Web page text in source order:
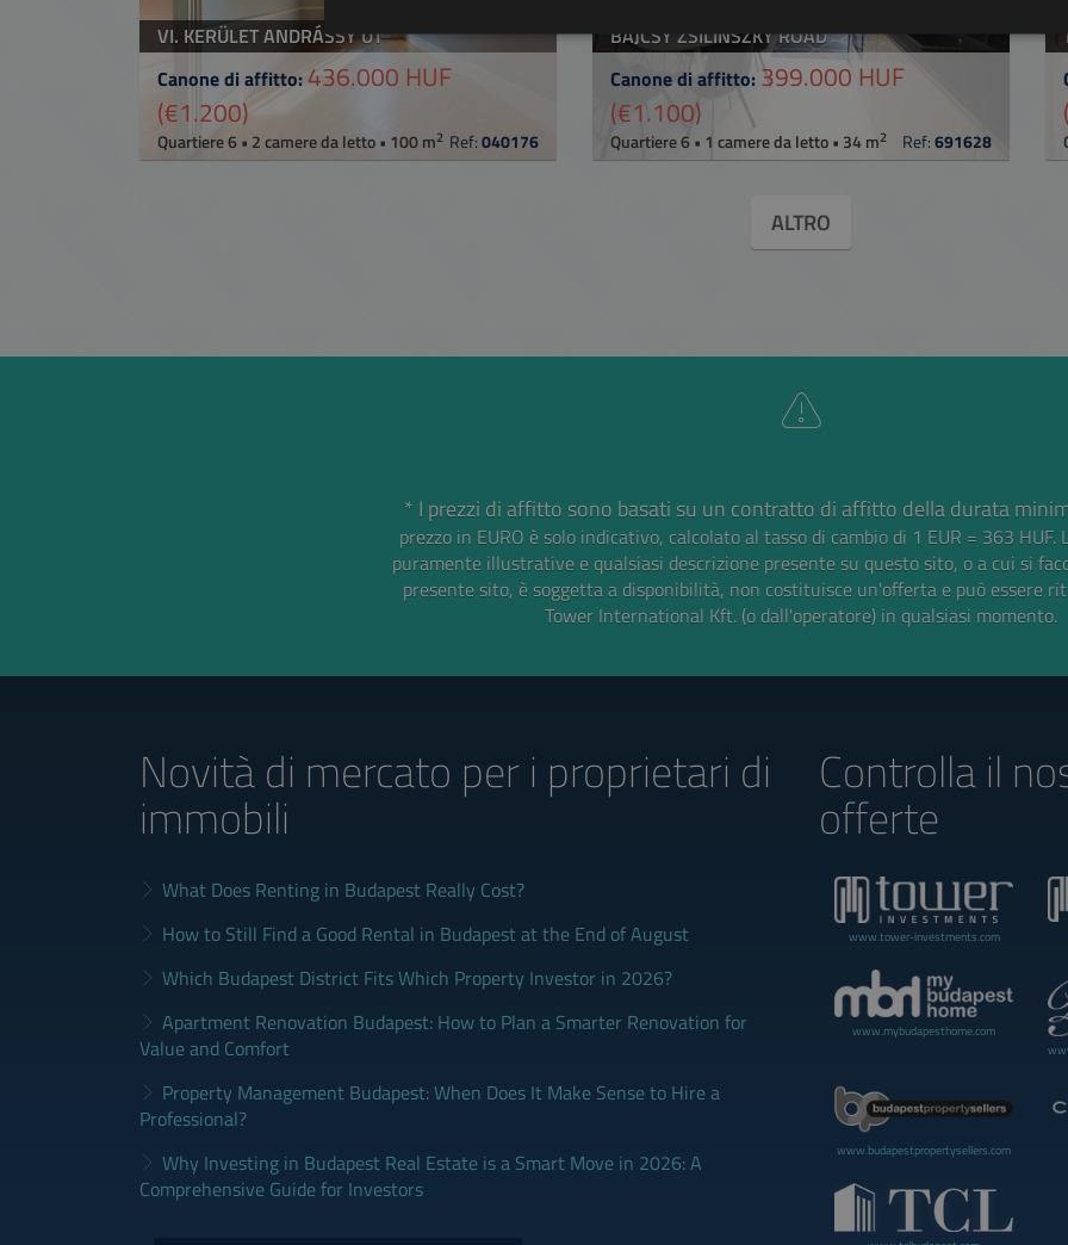
VI. KERÜLET ANDRÁSSY ÚT
Canone di affitto:436.000 HUF
(€1.200)
Quartiere 6 • 2 camere da letto • 100 m2 Ref:040176
BAJCSY ZSILINSZKY ROAD
Canone di affitto: 399.000 HUF
(€1.100)
Quartiere 6 • 1 camere da letto • 34 m2 Ref:691628
ALTRO
* I prezzi di affitto sono basati su un contratto di affitto della durata
prezzo in EURO è solo indicativo, calcolato al tasso di cambio di 1 EUR = 363 HUF.
puramente illustrative e qualsiasi descrizione presente su questo sito, o a cui si
presente sito, è soggetta a disponibilità, non costituisce un'offerta e può essere
Tower International Kft. (o dall'operatore) in qualsiasi momento.
Novità di mercato per i proprietari di
immobili
What Does Renting in Budapest Really Cost?
How to Still Find a Good Rental in Budapest at the End of August
Which Budapest District Fits Which Property Investor in 2026?
Apartment Renovation Budapest: How to Plan a Smarter Renovation for
Value and Comfort
Property Management Budapest: When Does It Make Sense to Hire a
Professional?
Why Investing in Budapest Real Estate is a Smart Move in 2026: A
Comprehensive Guide for Investors
Controlla il
offerte
www.tower-investments.com
www.mybudapesthome.com
www.budapestpropertysellers.com